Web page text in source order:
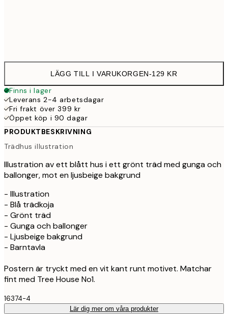
LÄGG TILL I VARUKORGEN-129 KR
Finns i lager
Leverans 2-4 arbetsdagar
Fri frakt över 399 kr
Öppet köp i 90 dagar
PRODUKTBESKRIVNING
Trädhus illustration
Illustration av ett blått hus i ett grönt träd med gunga och
ballonger, mot en ljusbeige bakgrund
- Illustration
- Blå trädkoja
- Grönt träd
- Gunga och ballonger
- Ljusbeige bakgrund
- Barntavla
Postern är tryckt med en vit kant runt motivet. Matchar
fint med Tree House No1.
16374-4
Lär dig mer om våra produkter